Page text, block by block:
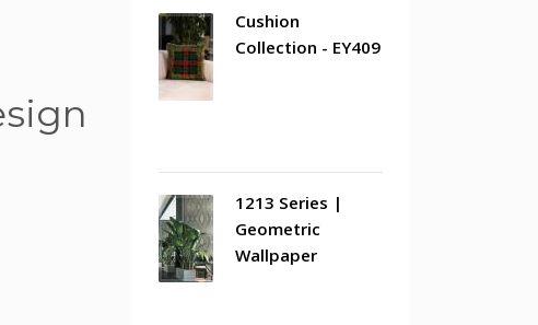
Cushion
Collection - EY409
1213 Series |
Geometric
Wallpaper